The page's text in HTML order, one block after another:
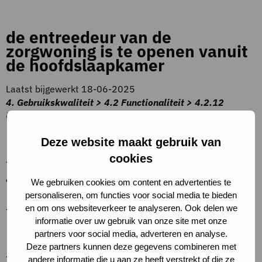
Deze website maakt gebruik van
cookies
We gebruiken cookies om content en advertenties te
personaliseren, om functies voor social media te bieden
en om ons websiteverkeer te analyseren. Ook delen we
informatie over uw gebruik van onze site met onze
partners voor social media, adverteren en analyse.
Deze partners kunnen deze gegevens combineren met
andere informatie die u aan ze heeft verstrekt of die ze
de entreedeur van de
zorgwoning is te openen vanuit
de hoofdslaapkamer
Laatst bijgewerkt 18-06-2025
4. Gebruikskwaliteit > 4.2 Functionaliteit > 4.2.12
Uitrusting zorgwoning
Beschrijving criteria
–
Toelichting op criteria
–
Definities
–